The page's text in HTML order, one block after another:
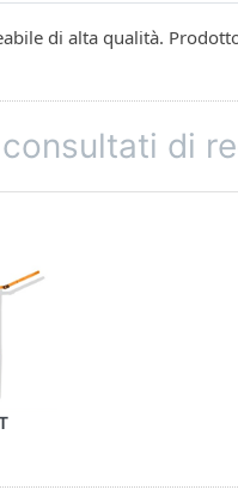
di alta qualità.
di